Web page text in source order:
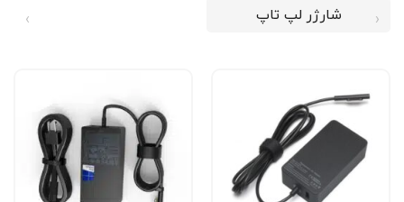
شارژر لپ تاپ